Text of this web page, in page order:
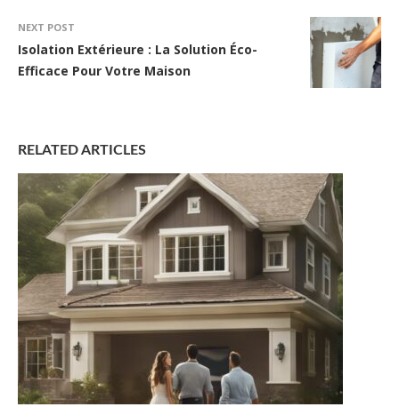
NEXT POST
Isolation Extérieure : La Solution Éco-
Efficace Pour Votre Maison
RELATED ARTICLES